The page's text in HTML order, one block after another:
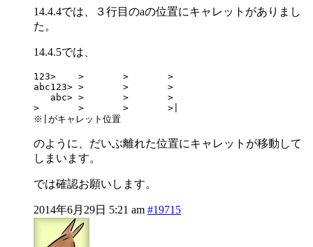
14.4.4では、３行目のaの位置にキャレットがありまし
た。
14.4.5では、
123>	>	>	>
abc123>	>	>	>
   abc>	>	>	>
>	>	>	>|
※|がキャレット位置
のように、だいぶ離れた位置にキャレットが移動して
しまいます。
では確認お願いします。
2014年6月29日 5:21 am #19715